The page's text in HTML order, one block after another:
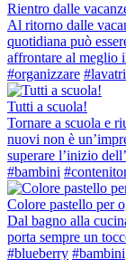
Rientro dalle
Al ritorno dalle
quotidiana può
affrontare al meglio
#organizzare
Tutti a scuola!
Tornare a scuola e
nuovi non è
superare l’inizio
#bambini
Colore pastello per
Dal bagno alla
porta sempre un
#blueberry #bambini